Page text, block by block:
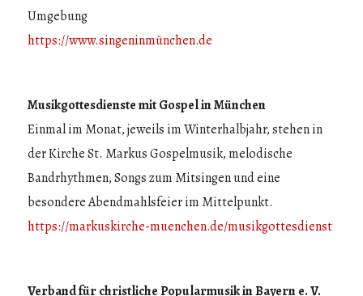
Umgebung
https://www.singeninmünchen.de
Musikgottesdienste mit Gospel in München
Einmal im Monat, jeweils im Winterhalbjahr, stehen in
der Kirche St. Markus Gospelmusik, melodische
Bandrhythmen, Songs zum Mitsingen und eine
besondere Abendmahlsfeier im Mittelpunkt.
https://markuskirche-muenchen.de/musikgottesdienst
Verband für christliche Popularmusik in Bayern e. V.